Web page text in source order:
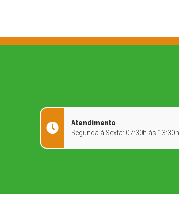
Atendimento
Segunda à Sexta: 07:30h às 13:30h